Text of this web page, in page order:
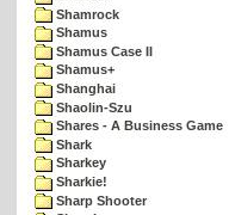
Shamrock
Shamus
Shamus Case II
Shamus+
Shanghai
Shaolin-Szu
Shares - A Business Game
Shark
Sharkey
Sharkie!
Sharp Shooter